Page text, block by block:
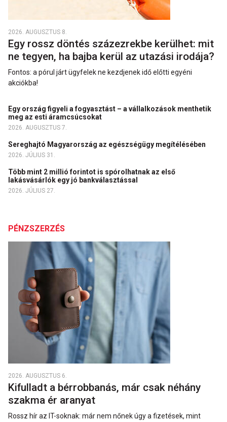
2026. AUGUSZTUS 8.
Egy rossz döntés százezrekbe kerülhet: mit
ne tegyen, ha bajba kerül az utazási irodája?
Fontos: a pórul járt ügyfelek ne kezdjenek idő előtti egyéni
akciókba!
Egy ország figyeli a fogyasztást – a vállalkozások menthetik
meg az esti áramcsúcsokat
2026. AUGUSZTUS 7.
Sereghajtó Magyarország az egészségügy megítélésében
2026. JÚLIUS 31.
Több mint 2 millió forintot is spórolhatnak az első
lakásvásárlók egy jó bankválasztással
2026. JÚLIUS 27.
PÉNZSZERZÉS
2026. AUGUSZTUS 6.
Kifulladt a bérrobbanás, már csak néhány
szakma ér aranyat
Rossz hír az IT-soknak: már nem nőnek úgy a fizetések, mint